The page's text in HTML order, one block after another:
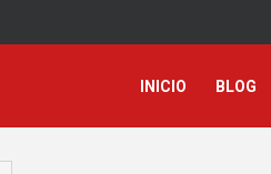
INICIO BLOG